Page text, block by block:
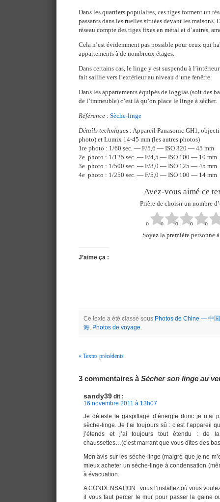
Dans les quartiers populaires, ces tiges forment un
passants dans les ruelles situées devant les maisons.
réseau compte des tiges fixes en métal et d’autres,
Cela n’est évidemment pas possible pour ceux qui
appartements à de nombreux étages.
Dans certains cas, le linge y est suspendu à
fait saillie vers l’extérieur au niveau d’une fenêtre.
Dans les appartements équipés de loggias (soit des
de l’immeuble) c’est là qu’on place le linge à sécher.
Référence : Sèche-linge
Détails techniques : Appareil Panasonic GH1,
photo) et Lumix 14-45 mm (les autres photos)
1re photo : 1/60 sec. — F/5,6 — ISO 320 — 45 mm
2e photo : 1/125 sec. — F/4,5 — ISO 100 — 10 mm
3e photo : 1/500 sec. — F/8,0 — ISO 125 — 45 mm
4e photo : 1/250 sec. — F/5,0 — ISO 100 — 14 mm
Avez-vous aimé ce
Prière de choisir un nombre
Soyez la première personne
J’aime ça :
Ce texte a été classé sous Photos de Chine — 中国
海, Photos de voyage.
« Textes précédents
3 commentaires àSécher son linge au
sandy39 dit :
16 novembre 2011 à 13h07
Je déteste le gaspillage d’énergie donc je n’ai
sèche-linge. Je l’ai toujours sû : c’est l’appareil
j’étends et j’ai toujours tout étendu : de la
chaussettes…(c’est marrant que vous dîtes des
Mon avis sur les sèche-linge (malgré que je ne
mieux acheter un sèche-linge à condensation
à évacuation.
A CONDENSATION : vous l’installez où vous
il vous faut percer le mur pour passer la gaine